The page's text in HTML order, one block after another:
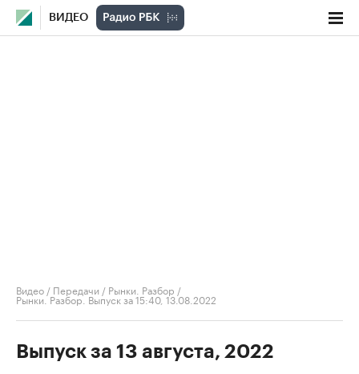
ВИДЕО
Видео / Передачи / Рынки. Разбор /
Рынки. Разбор. Выпуск за 15:40, 13.08.2022
Выпуск за 13 августа, 2022